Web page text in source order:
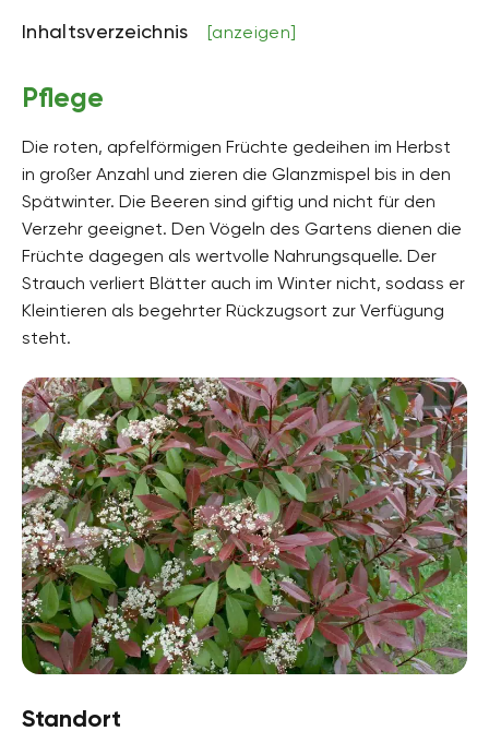
pH-Wert
neutral, schwach sauer, alkalisch
Kalkverträglichkeit
Kalktolerant
Humus
humusreich
Ja
Pflanzenfamilien
Rosengewächse, Rosaceae
Gartenstil
Ziergarten
Inhaltsverzeichnis [anzeigen]
Pflege
Die roten, apfelförmigen Früchte gedeihen im Herbst
in großer Anzahl und zieren die Glanzmispel bis in den
Spätwinter. Die Beeren sind giftig und nicht für den
Verzehr geeignet. Den Vögeln des Gartens dienen die
Früchte dagegen als wertvolle Nahrungsquelle. Der
Strauch verliert Blätter auch im Winter nicht, sodass er
Kleintieren als begehrter Rückzugsort zur Verfügung
steht.
Standort